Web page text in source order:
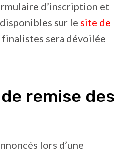
d’inscription et
sur le site de
finalistes sera dévoilée
remise des
lors d’une